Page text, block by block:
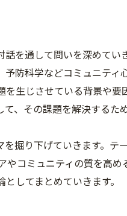
を通して問いを深めてい
防科学などコミュニティ
生じさせている背景や要
、その課題を解決するた
掘り下げていきます。テ
コミュニティの質を高め
してまとめていきます。